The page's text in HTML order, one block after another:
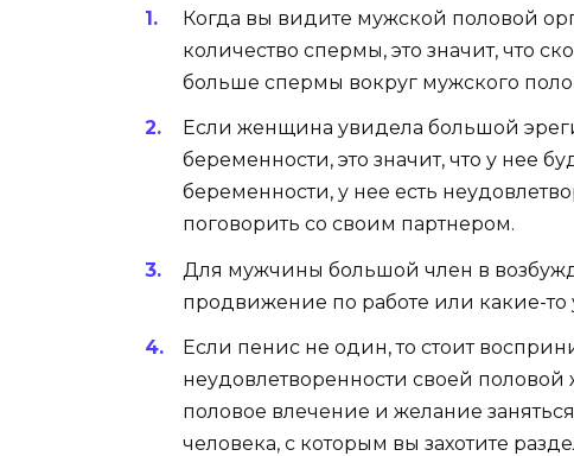
Когда вы видите мужской половой
количество спермы, это значит, что
больше спермы вокруг мужского
Если женщина увидела большой
беременности, это значит, что у нее
беременности, у нее есть
поговорить со своим партнером.
Для мужчины большой член в
продвижение по работе или какие-то
Если пенис не один, то стоит
неудовлетворенности своей
половое влечение и желание
человека, с которым вы захотите